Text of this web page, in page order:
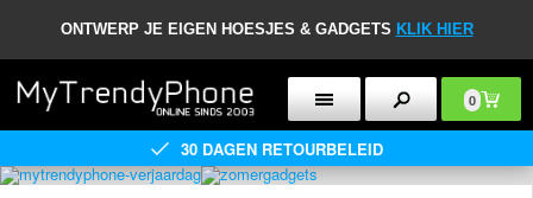
ONTWERP JE EIGEN HOESJES & GADGETS KLIK HIER
0
30 DAGEN RETOURBELEID